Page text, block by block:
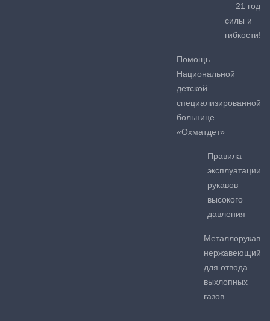
— 21 год
силы и
гибкости!
Помощь
Национальной
детской
специализированной
больнице
«Охматдет»
Правила
эксплуатации
рукавов
высокого
давления
Металлорукав
нержавеющий
для отвода
выхлопных
газов